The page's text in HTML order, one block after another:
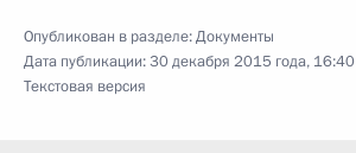
Опубликован в разделе:Документы
Дата публикации:30 декабря 2015 года, 16:40
Текстовая версия